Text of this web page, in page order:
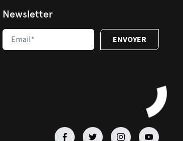
Newsletter